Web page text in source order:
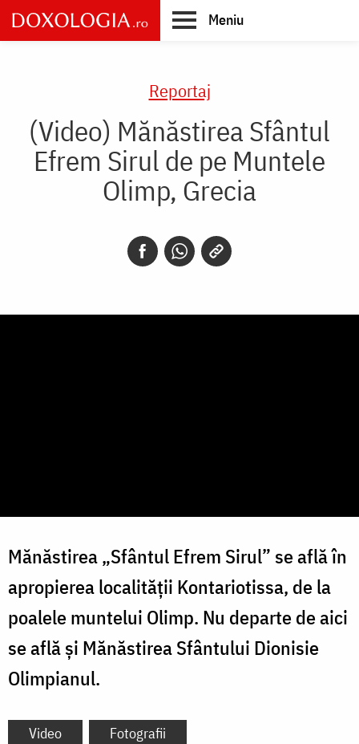
Skip
to
main
Meniu
Reportaj
(Video) Mănăstirea Sfântul
Efrem Sirul de pe Muntele
Olimp, Grecia
Mănăstirea „Sfântul Efrem Sirul” se află în
apropierea localităţii Kontariotissa, de la
poalele muntelui Olimp. Nu departe de aici
se află şi Mănăstirea Sfântului Dionisie
Olimpianul.
Video Fotografii